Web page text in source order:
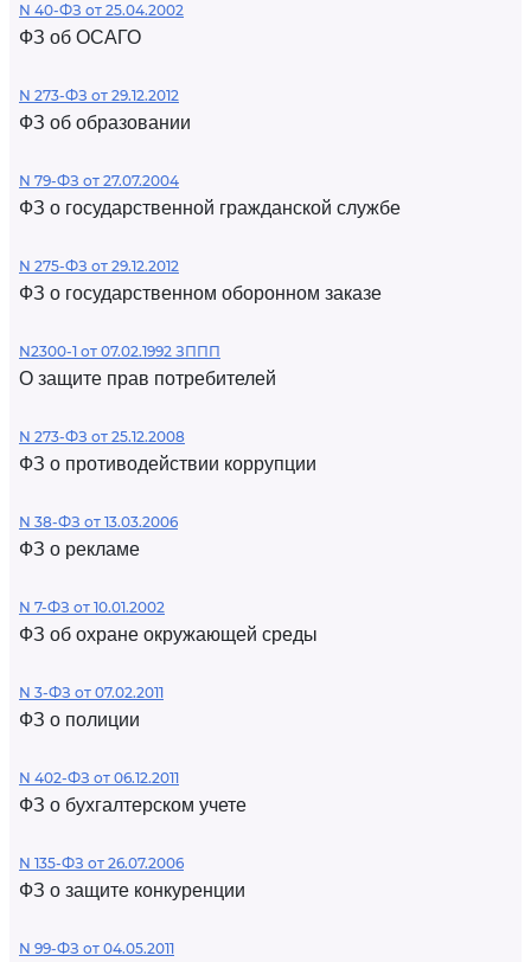
N 40-ФЗ от 25.04.2002
ФЗ об ОСАГО
N 273-ФЗ от 29.12.2012
ФЗ об образовании
N 79-ФЗ от 27.07.2004
ФЗ о государственной гражданской службе
N 275-ФЗ от 29.12.2012
ФЗ о государственном оборонном заказе
N2300-1 от 07.02.1992 ЗППП
О защите прав потребителей
N 273-ФЗ от 25.12.2008
ФЗ о противодействии коррупции
N 38-ФЗ от 13.03.2006
ФЗ о рекламе
N 7-ФЗ от 10.01.2002
ФЗ об охране окружающей среды
N 3-ФЗ от 07.02.2011
ФЗ о полиции
N 402-ФЗ от 06.12.2011
ФЗ о бухгалтерском учете
N 135-ФЗ от 26.07.2006
ФЗ о защите конкуренции
N 99-ФЗ от 04.05.2011